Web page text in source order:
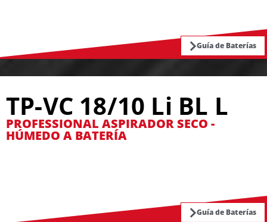
Guía de Baterías
TP-VC 18/10 Li BL L
PROFESSIONAL ASPIRADOR SECO -
HÚMEDO A BATERÍA
Guía de Baterías